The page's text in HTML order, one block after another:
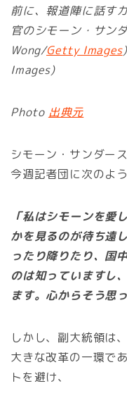
前に、報道陣に話す
官のシモーン・サン
Wong/Getty Images
Images)
Photo 出典元
シモーン・サンダー
今週記者団に次のよ
「私はシモーンを愛
かを見るのが待ち遠
ったり降りたり、国
のは知っていますし
ます。心からそう思
しかし、副大統領は
大きな改革の一環で
トを避け、